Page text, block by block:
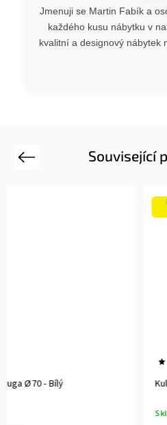
Jmenuji se Martin Fabík a
každého kusu nábytku v
kvalitní a designový nábytek
Související
Previous
Kulatý jídelní stůl Beluga Ø70 -